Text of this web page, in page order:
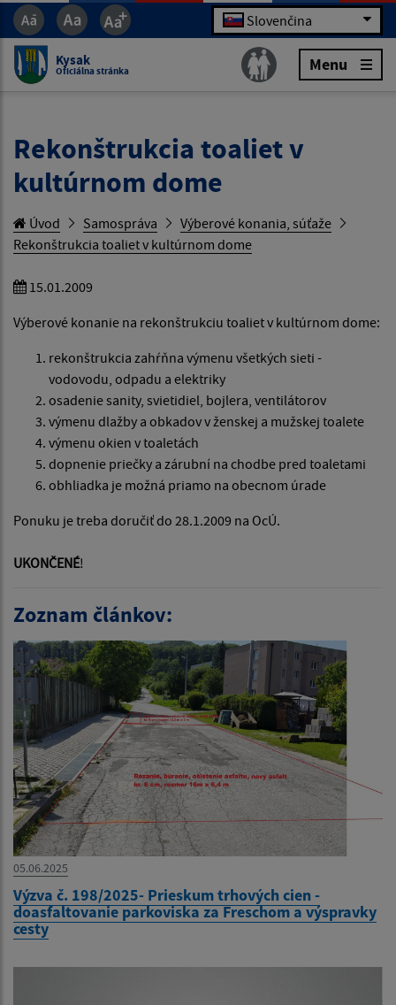
Slovenčina
Kysak
Oficiálna stránka Menu
Rekonštrukcia toaliet v
kultúrnom dome
Úvod Samospráva
Výberové konania, súťaže
Rekonštrukcia toaliet v kultúrnom dome
15.01.2009
Výberové konanie na rekonštrukciu toaliet v kultúrnom dome:
rekonštrukcia zahŕňna výmenu všetkých sieti -
vodovodu, odpadu a elektriky
osadenie sanity, svietidiel, bojlera, ventilátorov
výmenu dlažby a obkadov v ženskej a mužskej toalete
výmenu okien v toaletách
dopnenie priečky a zárubní na chodbe pred toaletami
obhliadka je možná priamo na obecnom úrade
Ponuku je treba doručiť do 28.1.2009 na OcÚ.
UKONČENÉ!
Zoznam článkov:
05.06.2025
Výzva č. 198/2025- Prieskum trhových cien -
doasfaltovanie parkoviska za Freschom a výspravky
cesty